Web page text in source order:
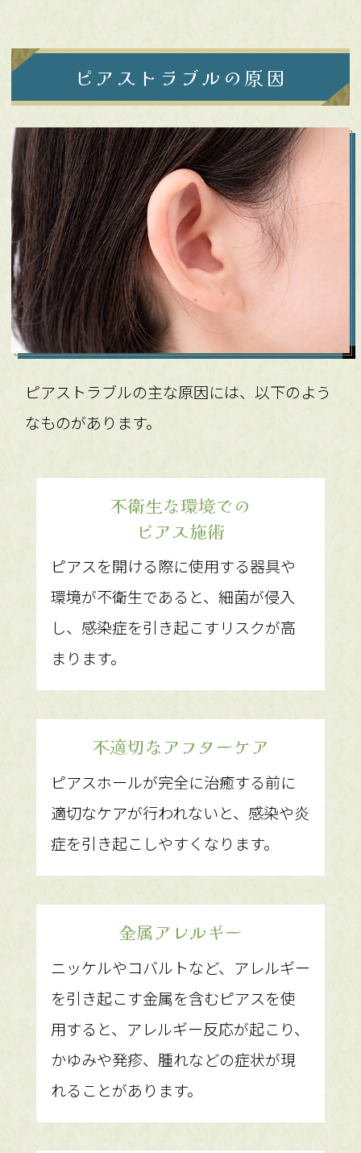
ピアストラブルの原因
ピアストラブルの主な原因には、以下のよう
なものがあります。
不衛生な環境での
ピアス施術
ピアスを開ける際に使用する器具や
環境が不衛生であると、細菌が侵入
し、感染症を引き起こすリスクが高
まります。
不適切なアフターケア
ピアスホールが完全に治癒する前に
適切なケアが行われないと、感染や炎
症を引き起こしやすくなります。
金属アレルギー
ニッケルやコバルトなど、アレルギー
を引き起こす金属を含むピアスを使
用すると、アレルギー反応が起こり、
かゆみや発疹、腫れなどの症状が現
れることがあります。